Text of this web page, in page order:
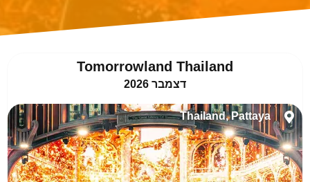
Tomorrowland Thailand
דצמבר 2026
Thailand, Pattaya